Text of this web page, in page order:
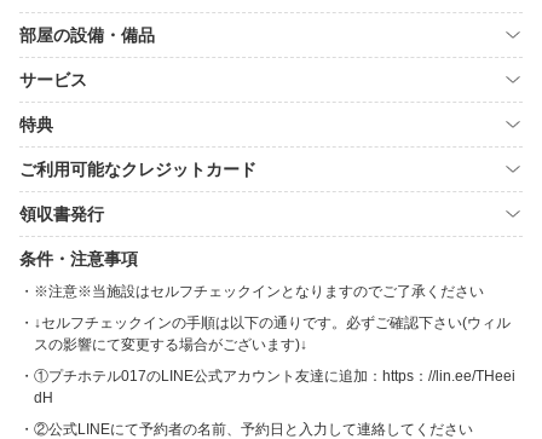
部屋の設備・備品
サービス
特典
ご利用可能なクレジットカード
領収書発行
条件・注意事項
※注意※当施設はセルフチェックインとなりますのでご了承ください
↓セルフチェックインの手順は以下の通りです。必ずご確認下さい(ウィル
スの影響にて変更する場合がございます)↓
①プチホテル017のLINE公式アカウント友達に追加：https：//lin.ee/THeei
dH
②公式LINEにて予約者の名前、予約日と入力して連絡してください